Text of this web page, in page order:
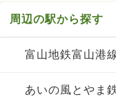
周辺の駅から探す
富山地鉄富山港
あいの風とやま